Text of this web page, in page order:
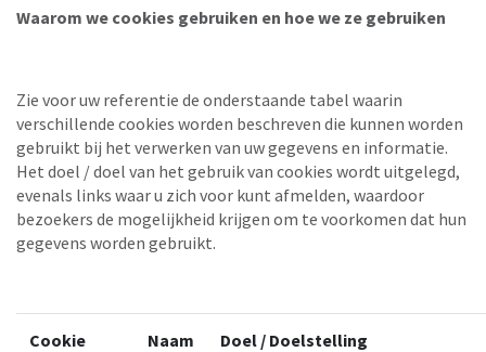
Waarom we cookies gebruiken en hoe we ze gebruiken
Zie voor uw referentie de onderstaande tabel waarin
verschillende cookies worden beschreven die kunnen worden
gebruikt bij het verwerken van uw gegevens en informatie.
Het doel / doel van het gebruik van cookies wordt uitgelegd,
evenals links waar u zich voor kunt afmelden, waardoor
bezoekers de mogelijkheid krijgen om te voorkomen dat hun
gegevens worden gebruikt.
Cookie Naam Doel / Doelstelling